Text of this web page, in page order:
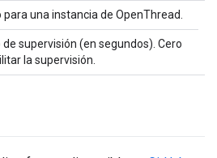
para una instancia de OpenThread.
de supervisión (en segundos). Cero
la supervisión.